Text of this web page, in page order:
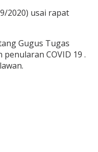
2020) usai rapat
Gugus Tugas
COVID 19 .